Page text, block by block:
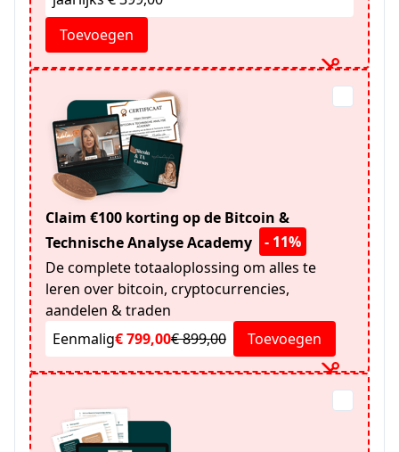
Toevoegen
Claim €100 korting op de Bitcoin &
Technische Analyse Academy
- 11%
De complete totaaloplossing om alles te
leren over bitcoin, cryptocurrencies,
aandelen & traden
Eenmalig€ 799,00€ 899,00 Toevoegen